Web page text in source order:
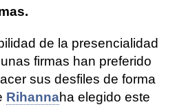
de la presencialidad
firmas han preferido
sus desfiles de forma
Rihannaha elegido este